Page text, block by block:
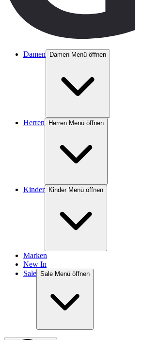
Damen Damen Menü öffnen
Herren Herren Menü öffnen
Kinder Kinder Menü öffnen
Marken
New In
Sale Sale Menü öffnen